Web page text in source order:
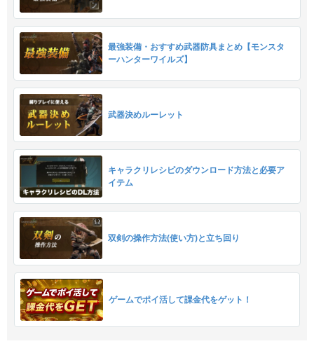
最強装備・おすすめ武器防具まとめ【モンスタ
ーハンターワイルズ】
武器決めルーレット
キャラクリレシピのダウンロード方法と必要ア
イテム
双剣の操作方法(使い方)と立ち回り
ゲームでポイ活して課金代をゲット！